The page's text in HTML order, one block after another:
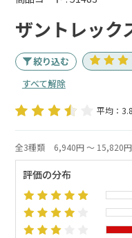
ザントレック
絞り込む
すべて解除
平均：3.8
全3種類 6,940円 ～ 15,820円
評価の分布